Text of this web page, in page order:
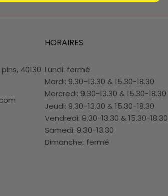
40130
HORAIRES
Lundi: fermé
Mardi: 9.30-13.30 & 15.30-18.30
Mercredi: 9.30-13.30 & 15.30-18.30
Jeudi: 9.30-13.30 & 15.30-18.30
Vendredi: 9.30-13.30 & 15.30-18.30
Samedi: 9.30-13.30
Dimanche: fermé